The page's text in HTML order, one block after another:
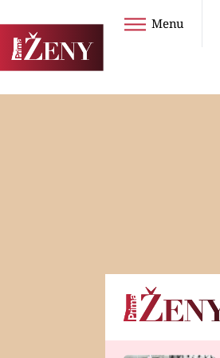
Menu
Horoskopy